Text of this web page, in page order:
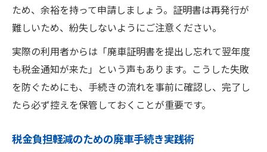
ため、余裕を持って申請しましょう。証明書は再発行が
難しいため、紛失しないようにご注意ください。
実際の利用者からは「廃車証明書を提出し忘れて翌年度
も税金通知が来た」という声もあります。こうした失敗
を防ぐためにも、手続きの流れを事前に確認し、完了し
たら必ず控えを保管しておくことが重要です。
税金負担軽減のための廃車手続き実践術